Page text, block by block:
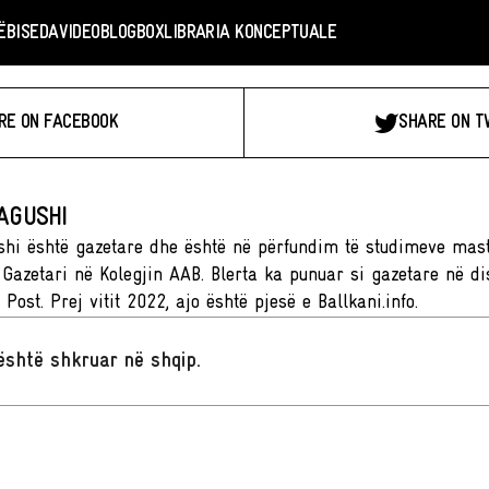
BISEDAVIDEOBLOGBOXLIBRARIA KONCEPTUALE
ON FACEBOOK SHARE ON
është gazetare dhe është në përfundim të studimeve
në Kolegjin AAB. Blerta ka punuar si gazetare në
Prej vitit 2022, ajo është pjesë e Ballkani.info.
shkruar në shqip.